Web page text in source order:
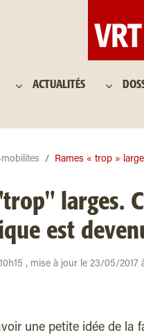
ACTUALITÉS
Rames « trop »
larges.
est
, mise à jour le 23/05/2017
une petite idée de la